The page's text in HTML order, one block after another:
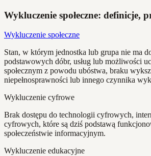
Wykluczenie społeczne: definicje,
Wykluczenie społeczne
Stan, w którym jednostka lub grupa nie ma
podstawowych dóbr, usług lub możliwości
społecznym z powodu ubóstwa, braku
niepełnosprawności lub innego czynnika
Wykluczenie cyfrowe
Brak dostępu do technologii cyfrowych,
cyfrowych, które są dziś podstawą
społeczeństwie informacyjnym.
Wykluczenie edukacyjne